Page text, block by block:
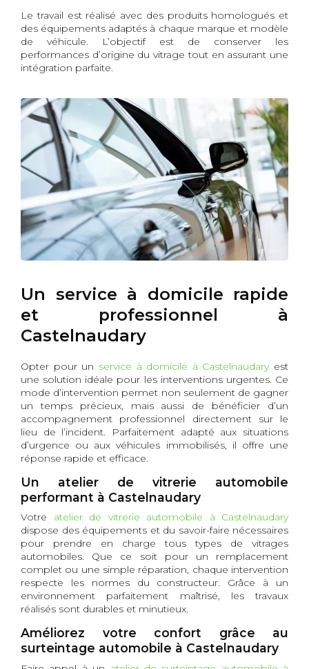
Le travail est réalisé avec des produits homologués et
des équipements adaptés à chaque marque et modèle
de véhicule. L’objectif est de conserver les
performances d’origine du vitrage tout en assurant une
intégration parfaite.
Un service à domicile rapide
et professionnel à
Castelnaudary
Opter pour un service à domicile à Castelnaudaryest
une solution idéale pour les interventions urgentes. Ce
mode d’intervention permet non seulement de gagner
un temps précieux, mais aussi de bénéficier d’un
accompagnement professionnel directement sur le
lieu de l’incident. Parfaitement adapté aux situations
d’urgence ou aux véhicules immobilisés, il offre une
réponse rapide et efficace.
Un atelier de vitrerie automobile
performant à Castelnaudary
Votre atelier de vitrerie automobile à Castelnaudary
dispose des équipements et du savoir-faire nécessaires
pour prendre en charge tous types de vitrages
automobiles. Que ce soit pour un remplacement
complet ou une simple réparation, chaque intervention
respecte les normes du constructeur. Grâce à un
environnement parfaitement maîtrisé, les travaux
réalisés sont durables et minutieux.
Améliorez votre confort grâce au
surteintage automobile à Castelnaudary